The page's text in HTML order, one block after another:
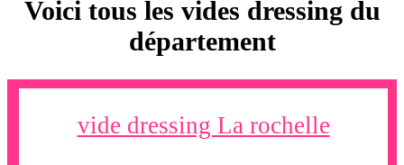
Voici tous les vides dressing du
département
vide dressing La rochelle